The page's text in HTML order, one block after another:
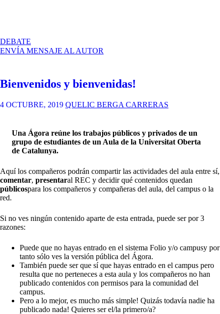
DEBATE
PEC1_DEBATE
ENVÍA MENSAJE AL AUTOR
Bienvenidos y bienvenidas!
4 OCTUBRE, 2019 QUELIC BERGA CARRERAS
Una Ágora reúne los trabajos públicos y privados de un
grupo de estudiantes de un Aula de la Universitat Oberta
de Catalunya.
Aquí los compañeros podrán compartir las actividades del aula entre sí,
comentar, presentaral REC y decidir qué contenidos quedan
públicospara los compañeros y compañeras del aula, del campus o la
red.
Si no ves ningún contenido aparte de esta entrada, puede ser por 3
razones:
Puede que no hayas entrado en el sistema Folio y/o campusy por
tanto sólo ves la versión pública del Ágora.
También puede ser que sí que hayas entrado en el campus pero
resulta que no perteneces a esta aula y los compañeros no han
publicado contenidos con permisos para la comunidad del
campus.
Pero a lo mejor, es mucho más simple! Quizás todavía nadie ha
publicado nada! Quieres ser el/la primero/a?